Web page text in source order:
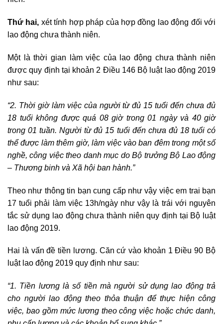
Thứ hai, xét tính hợp pháp của hợp đồng lao động đối với
lao động chưa thành niên.
Một là thời gian làm việc của lao động chưa thành niên
được quy định tại khoản 2 Điều 146 Bộ luật lao động 2019
như sau:
“2. Thời giờ làm việc của người từ đủ 15 tuổi đến chưa đủ
18 tuổi không được quá 08 giờ trong 01 ngày và 40 giờ
trong 01 tuần. Người từ đủ 15 tuổi đến chưa đủ 18 tuổi có
thể được làm thêm giờ, làm việc vào ban đêm trong một số
nghề, công việc theo danh mục do Bộ trưởng Bộ Lao động
– Thương binh và Xã hội ban hành.”
Theo như thông tin bạn cung cấp như vậy việc em trai bạn
17 tuổi phải làm việc 13h/ngày như vậy là trái với nguyên
tắc sử dụng lao động chưa thành niên quy định tại Bộ luật
lao động 2019.
Hai là vấn đề tiền lương. Căn cứ vào khoản 1 Điều 90 Bộ
luật lao động 2019 quy định như sau:
“1. Tiền lương là số tiền mà người sử dụng lao động trả
cho người lao động theo thỏa thuận để thực hiện công
việc, bao gồm mức lương theo công việc hoặc chức danh,